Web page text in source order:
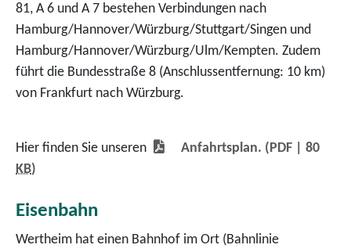
81, A 6 und A 7 bestehen Verbindungen nach
Hamburg/Hannover/Würzburg/Stuttgart/Singen und
Hamburg/Hannover/Würzburg/Ulm/Kempten. Zudem
führt die Bundesstraße 8 (Anschlussentfernung: 10 km)
von Frankfurt nach Würzburg.
Hier finden Sie unseren Anfahrtsplan. (PDF | 80
KB)
Eisenbahn
Wertheim hat einen Bahnhof im Ort (Bahnlinie